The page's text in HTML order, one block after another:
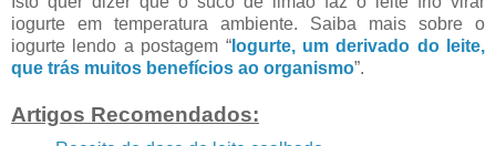
iogurte em temperatura ambiente. Saiba mais sobre o
iogurte lendo a postagem “Iogurte, um derivado do leite,
que trás muitos benefícios ao organismo”.
Artigos Recomendados: